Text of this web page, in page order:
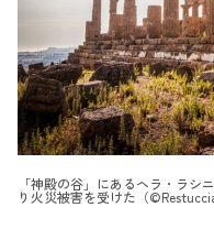
「神殿の谷」にあるヘラ・ラシ
り火災被害を受けた（